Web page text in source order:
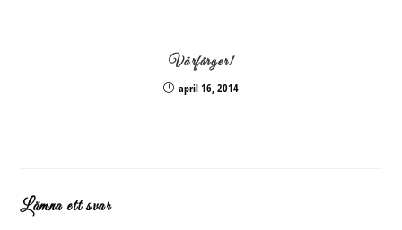
Vårfärger!
april 16, 2014
Lämna ett svar